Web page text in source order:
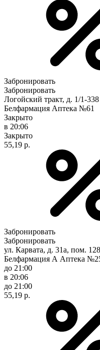
Забронировать
Забронировать
Логойский тракт, д. 1/1-338
Белфармация Аптека №61
Закрыто
в 20:06
Закрыто
55,19 р.
Забронировать
Забронировать
ул. Карвата, д. 31а, пом. 128
Белфармация А Аптека
до 21:00
в 20:06
до 21:00
55,19 р.